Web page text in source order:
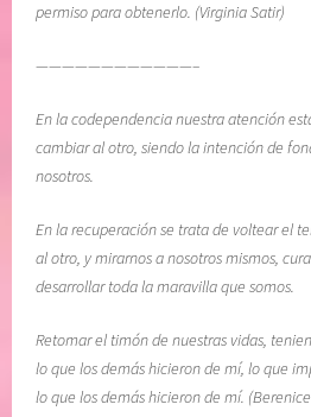
permiso para obtenerlo. (Virginia Satir)
————————————–
En la codependencia nuestra atención
cambiar al otro, siendo la intención de
nosotros.
En la recuperación se trata de voltear el
al otro, y mirarnos a nosotros mismos,
desarrollar toda la maravilla que somos.
Retomar el timón de nuestras vidas,
lo que los demás hicieron de mí, lo que
lo que los demás hicieron de mí.